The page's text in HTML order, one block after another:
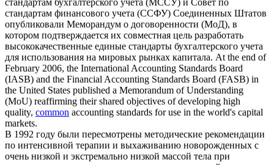
стандартам бухгалтерского учета (МССУ) и Совет по
стандартам финансового учета (ССФУ) Соединенных Штатов
опубликовали Меморандум о договоренности (МоД), в
котором подтверждается их совместная цель разработать
высококачественные единые стандарты бухгалтерского учета
для использования на мировых рынках капитала. At the end of
February 2006, the International Accounting Standards Board
(IASB) and the Financial Accounting Standards Board (FASB) in
the United States published a Memorandum of Understanding
(MoU) reaffirming their shared objectives of developing high
quality, common accounting standards for use in the world's capital
markets.
В 1992 году были пересмотрены методические рекомендации
по интенсивной терапии и выхаживанию новорожденных с
очень низкой и экстремально низкой массой тела при